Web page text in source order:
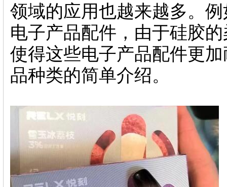
领域的应用也越来越多。
电子产品配件，由于硅胶
使得这些电子产品配件更
品种类的简单介绍。